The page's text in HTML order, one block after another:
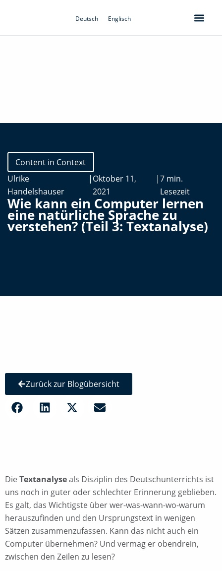
Deutsch Englisch
Content in Context
Ulrike
Handelshauser
| Oktober 11,
2021
|7 min.
Lesezeit
Wie kann ein Computer lernen
eine natürliche Sprache zu
verstehen? (Teil 3: Textanalyse)
Zurück zur Blogübersicht
DieTextanalyseals Disziplin des Deutschunterrichts ist
uns noch in guter oder schlechter Erinnerung geblieben.
Es galt, das Wichtigste über wer-was-wann-wo-warum
herauszufinden und den Ursprungstext in wenigen
Sätzen zusammenzufassen. Kann das nicht auch ein
Computer übernehmen? Und vermag er obendrein,
zwischen den Zeilen zu lesen?